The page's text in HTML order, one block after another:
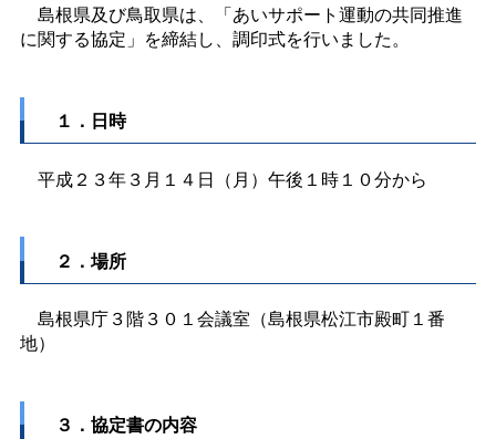
島根県及び鳥取県は、「あいサポート運動の共同推進
に関する協定」を締結し、調印式を行いました。
１．日時
平成２３年３月１４日（月）午後１時１０分から
２．場所
島根県庁３階３０１会議室（島根県松江市殿町１番
地）
３．協定書の内容